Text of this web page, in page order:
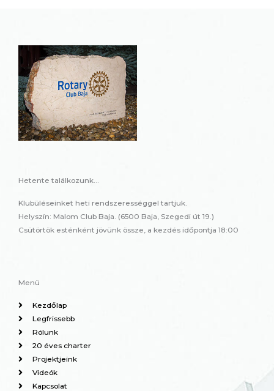
Hetente találkozunk...
Klubüléseinket heti rendszerességgel tartjuk.
Helyszín: Malom Club Baja. (6500 Baja, Szegedi út 19.)
Csütörtök esténként jövünk össze, a kezdés időpontja 18:00
Menü
Kezdőlap
Legfrissebb
Rólunk
20 éves charter
Projektjeink
Videók
Kapcsolat